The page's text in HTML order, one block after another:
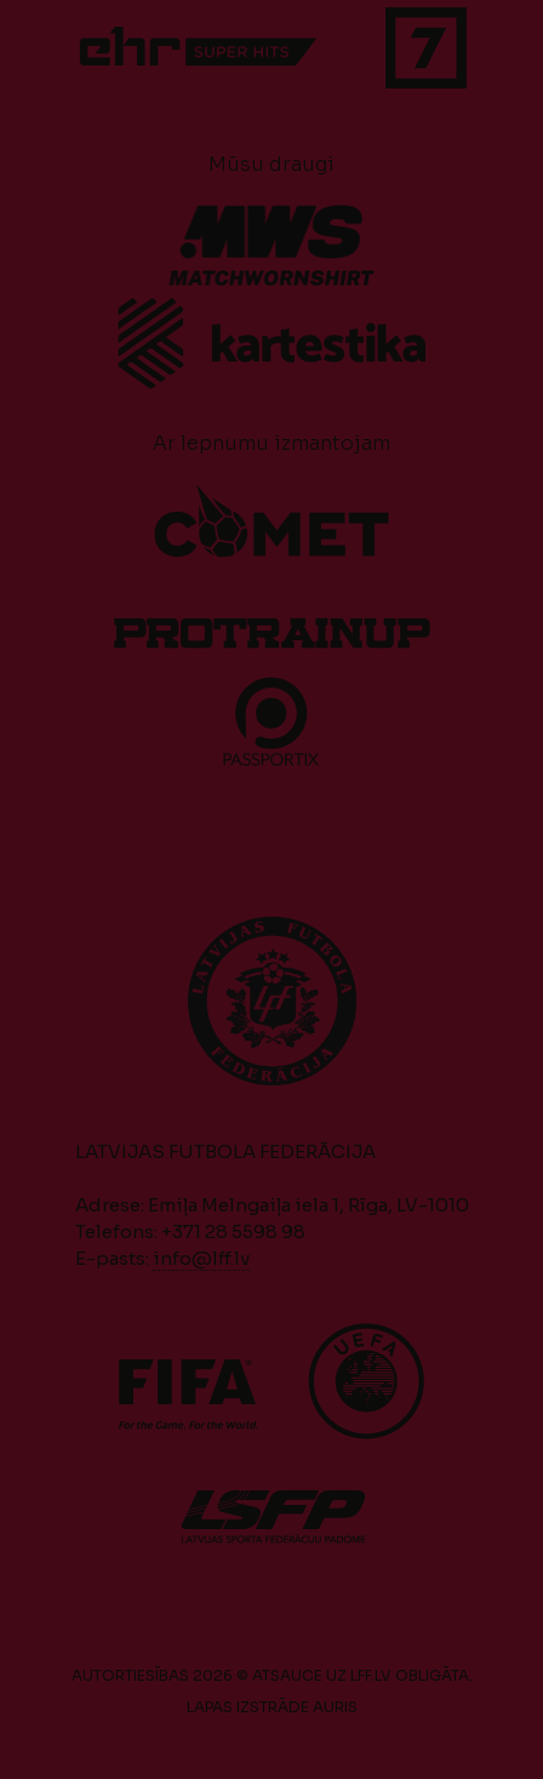
Mūsu draugi
Ar lepnumu izmantojam
LATVIJAS FUTBOLA FEDERĀCIJA
Adrese: Emiļa Melngaiļa iela 1, Rīga, LV-1010
Telefons: +371 28 5598 98
E-pasts: info@lff.lv
AUTORTIESĪBAS 2026 © ATSAUCE UZ LFF.LV OBLIGĀTA.
LAPAS IZSTRĀDE AURIS